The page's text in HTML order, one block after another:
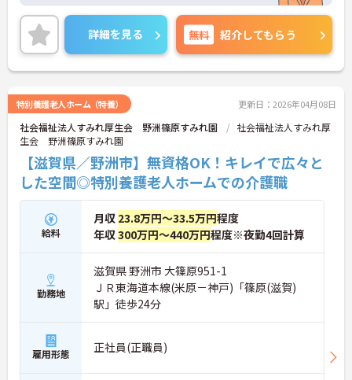
また、マイカー通勤が可能です。通勤が苦になりま
せん。
ご興味のある方には、面接対策ポイントなど、さら
に詳細をご案内しますのでお気軽にご相談くださ
い！
詳細を見る 無料 紹介してもらう
特別養護老人ホーム（特養） 更新日：2026年04月08日
社会福祉法人すみれ厚生会 野洲篠原すみれ園
社会福祉法人すみれ厚
生会 野洲篠原すみれ園
【滋賀県／野洲市】無資格OK！キレイで広々と
した空間◎特別養護老人ホームでの介護職
給料
月収 23.8万円～33.5万円程度
年収300万円～440万円程度※夜勤4回計算
勤務地
滋賀県 野洲市 大篠原951-1
ＪＲ東海道本線(米原－神戸)「篠原(滋賀)
駅」徒歩24分
雇用形態 正社員(正職員)